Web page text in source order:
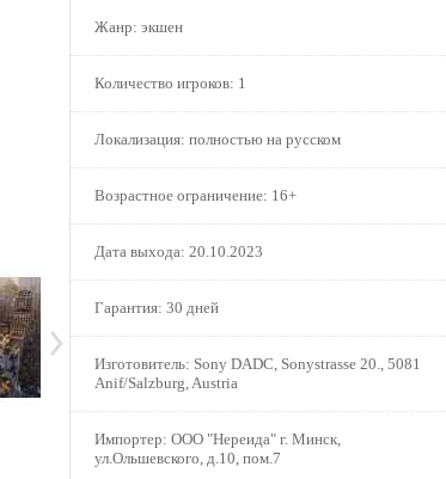
Жанр: экшен
Количество игроков: 1
Локализация: полностью на русском
Возрастное ограничение: 16+
Дата выхода: 20.10.2023
Гарантия: 30 дней
Изготовитель: Sony DADC, Sonystrasse 20., 5081
Anif/Salzburg, Austria
Импортер: ООО "Нереида" г. Минск,
ул.Ольшевского, д.10, пом.7